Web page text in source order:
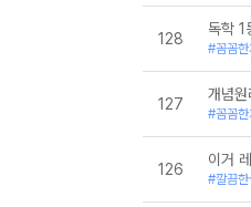
128
독학 1
#꼼꼼
127
개념
#꼼꼼
126
이거
#깔끔